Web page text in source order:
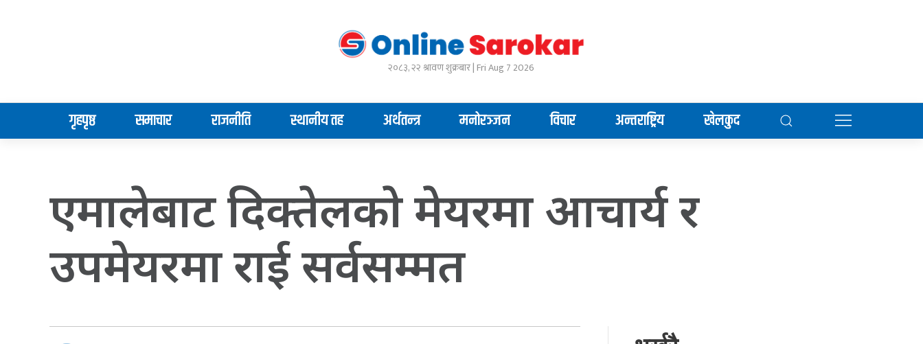
२०८३, २२ श्रावण शुक्रबार | Fri Aug 7 2026
गृहपृष्ठ समाचार राजनीति स्थानीय तह अर्थतन्त्र मनोरञ्जन विचार अन्तराष्ट्रिय खेलकुद
एमालेबाट दिक्तेलकाे मेयरमा आचार्य र
उपमेयरमा राई सर्वसम्मत